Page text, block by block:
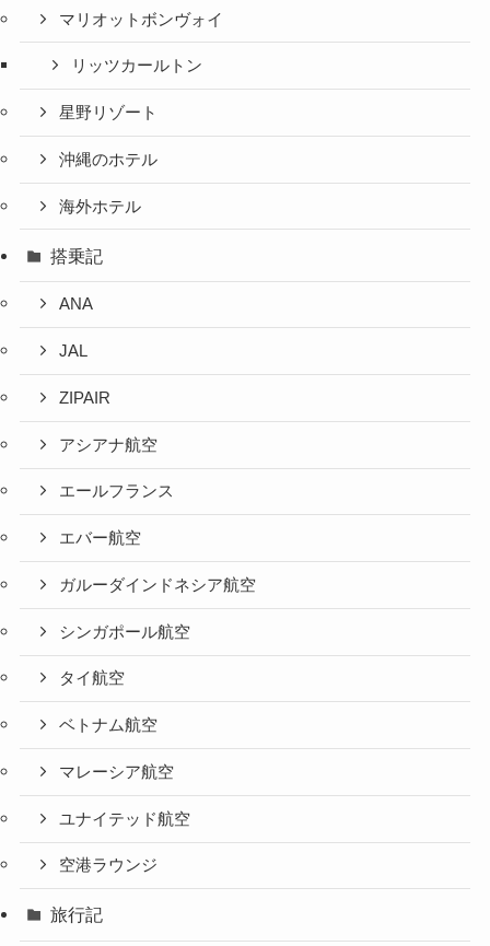
マリオットボンヴォイ
リッツカールトン
星野リゾート
沖縄のホテル
海外ホテル
搭乗記
ANA
JAL
ZIPAIR
アシアナ航空
エールフランス
エバー航空
ガルーダインドネシア航空
シンガポール航空
タイ航空
ベトナム航空
マレーシア航空
ユナイテッド航空
空港ラウンジ
旅行記